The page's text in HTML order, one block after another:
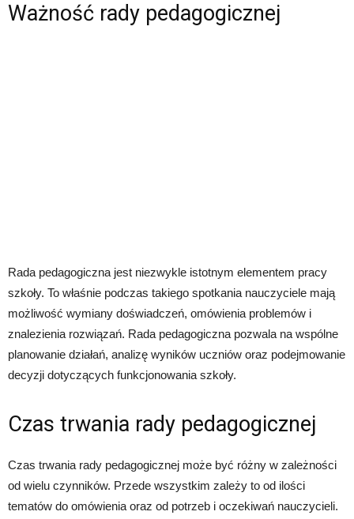
Ważność rady pedagogicznej
Rada pedagogiczna jest niezwykle istotnym elementem pracy
szkoły. To właśnie podczas takiego spotkania nauczyciele mają
możliwość wymiany doświadczeń, omówienia problemów i
znalezienia rozwiązań. Rada pedagogiczna pozwala na wspólne
planowanie działań, analizę wyników uczniów oraz podejmowanie
decyzji dotyczących funkcjonowania szkoły.
Czas trwania rady pedagogicznej
Czas trwania rady pedagogicznej może być różny w zależności
od wielu czynników. Przede wszystkim zależy to od ilości
tematów do omówienia oraz od potrzeb i oczekiwań nauczycieli.